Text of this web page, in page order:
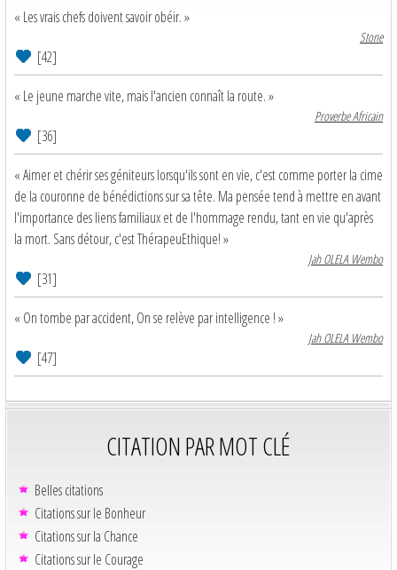
« Les vrais chefs doivent savoir obéir. »
Stone
[42]
« Le jeune marche vite, mais l'ancien connaît la route. »
Proverbe Africain
[36]
« Aimer et chérir ses géniteurs lorsqu'ils sont en vie, c'est comme porter la cime
de la couronne de bénédictions sur sa tête. Ma pensée tend à mettre en avant
l'importance des liens familiaux et de l'hommage rendu, tant en vie qu'après
la mort. Sans détour, c'est ThérapeuEthique! »
Jah OLELA Wembo
[31]
« On tombe par accident, On se relève par intelligence ! »
Jah OLELA Wembo
[47]
CITATION PAR MOT CLÉ
Belles citations
Citations sur le Bonheur
Citations sur la Chance
Citations sur le Courage